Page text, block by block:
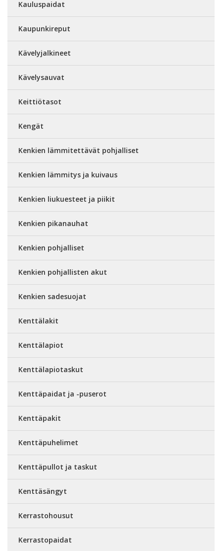
Kauluspaidat
Kaupunkireput
Kävelyjalkineet
Kävelysauvat
Keittiötasot
Kengät
Kenkien lämmitettävät pohjalliset
Kenkien lämmitys ja kuivaus
Kenkien liukuesteet ja piikit
Kenkien pikanauhat
Kenkien pohjalliset
Kenkien pohjallisten akut
Kenkien sadesuojat
Kenttälakit
Kenttälapiot
Kenttälapiotaskut
Kenttäpaidat ja -puserot
Kenttäpakit
Kenttäpuhelimet
Kenttäpullot ja taskut
Kenttäsängyt
Kerrastohousut
Kerrastopaidat